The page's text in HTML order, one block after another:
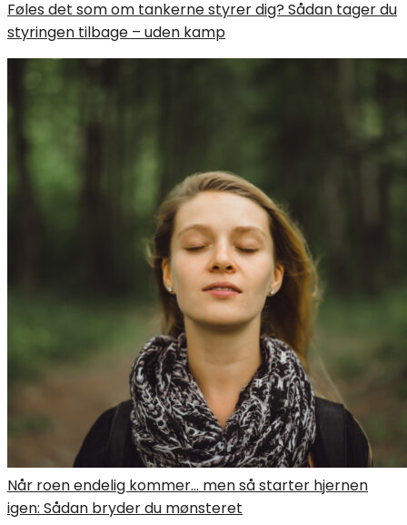
Føles det som om tankerne styrer dig? Sådan tager du
styringen tilbage – uden kamp
Når roen endelig kommer… men så starter hjernen
igen: Sådan bryder du mønsteret